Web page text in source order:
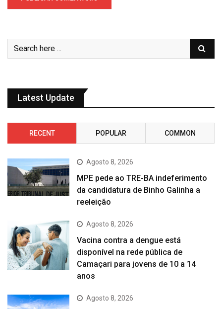
Latest Update
RECENT POPULAR COMMON
Agosto 8, 2026
MPE pede ao TRE-BA indeferimento
da candidatura de Binho Galinha a
reeleição
Agosto 8, 2026
Vacina contra a dengue está
disponível na rede pública de
Camaçari para jovens de 10 a 14
anos
Agosto 8, 2026